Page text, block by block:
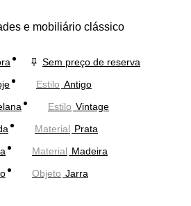
e mobiliário clássico
Sem preço de reserva
Estilo Antigo
Estilo Vintage
Material Prata
Material Madeira
Objeto Jarra